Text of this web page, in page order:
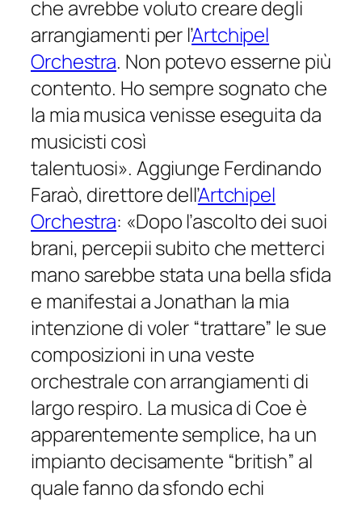
che avrebbe voluto creare degli
arrangiamenti per l’Artchipel
Orchestra. Non potevo esserne più
contento. Ho sempre sognato che
la mia musica venisse eseguita da
musicisti così
talentuosi». Aggiunge Ferdinando
Faraò, direttore dell’Artchipel
Orchestra: «Dopo l’ascolto dei suoi
brani, percepii subito che metterci
mano sarebbe stata una bella sfida
e manifestai a Jonathan la mia
intenzione di voler “trattare” le sue
composizioni in una veste
orchestrale con arrangiamenti di
largo respiro. La musica di Coe è
apparentemente semplice, ha un
impianto decisamente “british” al
quale fanno da sfondo echi